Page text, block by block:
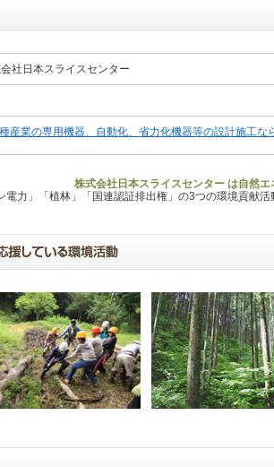
社日本スライスセンター
産業の専用機器、自動化、省力化機器等の設計施工な
株式会社日本スライスセンター は自然
電力」「植林」「国連認証排出権」の3つの環境貢献活